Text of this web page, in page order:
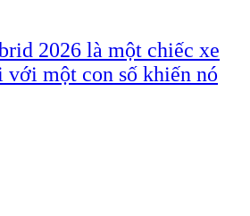
2026 là một chiếc xe
một con số khiến nó